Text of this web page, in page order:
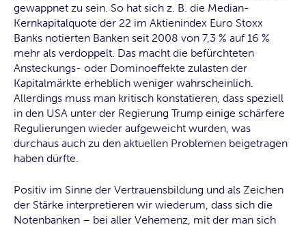
gewappnet zu sein. So hat sich z. B. die Median-
Kernkapitalquote der 22 im Aktienindex Euro Stoxx
Banks notierten Banken seit 2008 von 7,3 % auf 16 %
mehr als verdoppelt. Das macht die befürchteten
Ansteckungs- oder Dominoeffekte zulasten der
Kapitalmärkte erheblich weniger wahrscheinlich.
Allerdings muss man kritisch konstatieren, dass speziell
in den USA unter der Regierung Trump einige schärfere
Regulierungen wieder aufgeweicht wurden, was
durchaus auch zu den aktuellen Problemen beigetragen
haben dürfte.
Positiv im Sinne der Vertrauensbildung und als Zeichen
der Stärke interpretieren wir wiederum, dass sich die
Notenbanken – bei aller Vehemenz, mit der man sich